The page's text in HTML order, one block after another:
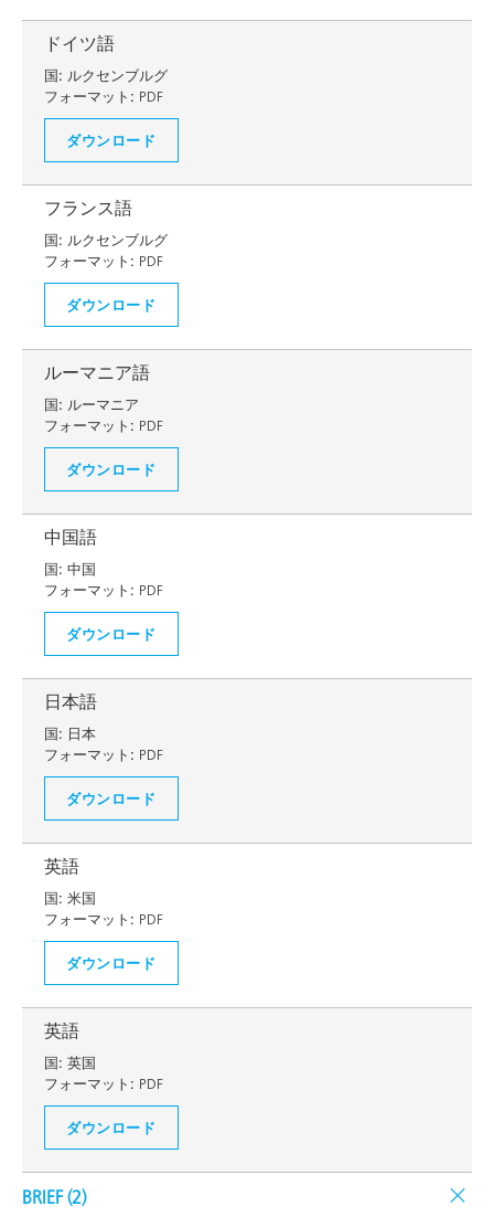
ドイツ語
国: ルクセンブルグ
フォーマット: PDF
ダウンロード
フランス語
国: ルクセンブルグ
フォーマット: PDF
ダウンロード
ルーマニア語
国: ルーマニア
フォーマット: PDF
ダウンロード
中国語
国: 中国
フォーマット: PDF
ダウンロード
日本語
国: 日本
フォーマット: PDF
ダウンロード
英語
国: 米国
フォーマット: PDF
ダウンロード
英語
国: 英国
フォーマット: PDF
ダウンロード
BRIEF (2)